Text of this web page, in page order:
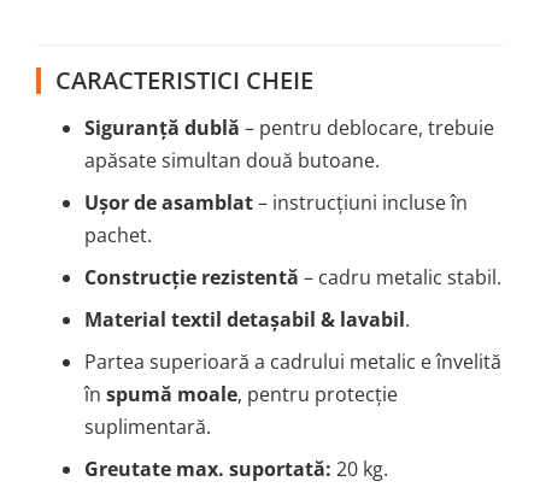
CARACTERISTICI CHEIE
Siguranță dublă – pentru deblocare, trebuie
apăsate simultan două butoane.
Ușor de asamblat– instrucțiuni incluse în
pachet.
Construcție rezistentă – cadru metalic stabil.
Material textil detașabil & lavabil.
Partea superioară a cadrului metalic e învelită
în spumă moale, pentru protecție
suplimentară.
Greutate max. suportată: 20 kg.